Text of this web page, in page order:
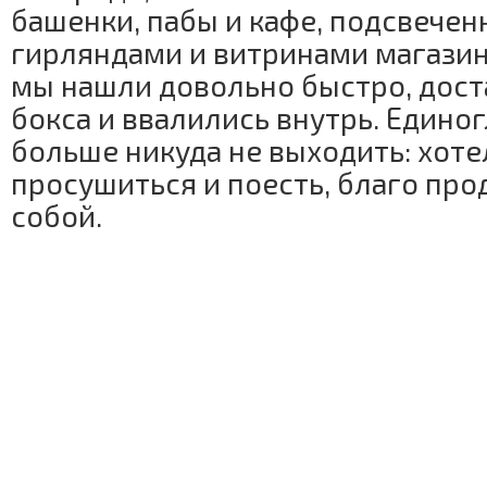
башенки, пабы и кафе,
гирляндами и витринами
мы нашли довольно быстро,
бокса и ввалились внутрь.
больше никуда не выходить:
просушиться и поесть, благо
собой.